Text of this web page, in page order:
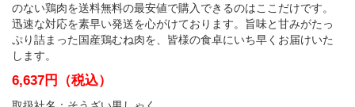
のない鶏肉を送料無料の最安値で購入できるのはここだけです。
迅速な対応を素早い発送を心がけております。旨味と甘みがたっ
ぷり詰まった国産鶏むね肉を、皆様の食卓にいち早くお届けいた
します。
6,637円（税込）